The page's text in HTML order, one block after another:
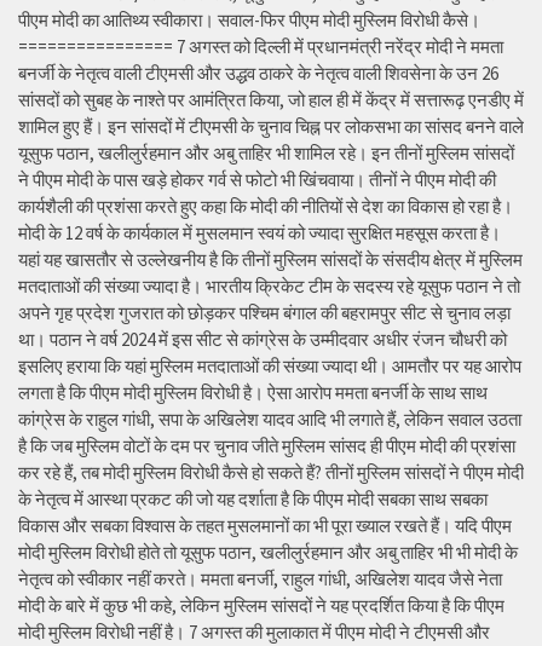
पीएम मोदी का आतिथ्य स्वीकारा। सवाल-फिर पीएम मोदी मुस्लिम विरोधी कैसे।
================ 7 अगस्त को दिल्ली में प्रधानमंत्री नरेंद्र मोदी ने ममता
बनर्जी के नेतृत्व वाली टीएमसी और उद्धव ठाकरे के नेतृत्व वाली शिवसेना के उन 26
सांसदों को सुबह के नाश्ते पर आमंत्रित किया, जो हाल ही में केंद्र में सत्तारूढ़ एनडीए में
शामिल हुए हैं। इन सांसदों में टीएमसी के चुनाव चिह्न पर लोकसभा का सांसद बनने वाले
यूसुफ पठान, खलीलुर्रहमान और अबु ताहिर भी शामिल रहे। इन तीनों मुस्लिम सांसदों
ने पीएम मोदी के पास खड़े होकर गर्व से फोटो भी खिंचवाया। तीनों ने पीएम मोदी की
कार्यशैली की प्रशंसा करते हुए कहा कि मोदी की नीतियों से देश का विकास हो रहा है।
मोदी के 12 वर्ष के कार्यकाल में मुसलमान स्वयं को ज्यादा सुरक्षित महसूस करता है।
यहां यह खासतौर से उल्लेखनीय है कि तीनों मुस्लिम सांसदों के संसदीय क्षेत्र में मुस्लिम
मतदाताओं की संख्या ज्यादा है। भारतीय क्रिकेट टीम के सदस्य रहे यूसुफ पठान ने तो
अपने गृह प्रदेश गुजरात को छोड़कर पश्चिम बंगाल की बहरामपुर सीट से चुनाव लड़ा
था। पठान ने वर्ष 2024 में इस सीट से कांग्रेस के उम्मीदवार अधीर रंजन चौधरी को
इसलिए हराया कि यहां मुस्लिम मतदाताओं की संख्या ज्यादा थी। आमतौर पर यह आरोप
लगता है कि पीएम मोदी मुस्लिम विरोधी है। ऐसा आरोप ममता बनर्जी के साथ साथ
कांग्रेस के राहुल गांधी, सपा के अखिलेश यादव आदि भी लगाते हैं, लेकिन सवाल उठता
है कि जब मुस्लिम वोटों के दम पर चुनाव जीते मुस्लिम सांसद ही पीएम मोदी की प्रशंसा
कर रहे हैं, तब मोदी मुस्लिम विरोधी कैसे हो सकते हैं? तीनों मुस्लिम सांसदों ने पीएम मोदी
के नेतृत्व में आस्था प्रकट की जो यह दर्शाता है कि पीएम मोदी सबका साथ सबका
विकास और सबका विश्वास के तहत मुसलमानों का भी पूरा ख्याल रखते हैं। यदि पीएम
मोदी मुस्लिम विरोधी होते तो यूसुफ पठान, खलीलुर्रहमान और अबु ताहिर भी भी मोदी के
नेतृत्व को स्वीकार नहीं करते। ममता बनर्जी, राहुल गांधी, अखिलेश यादव जैसे नेता
मोदी के बारे में कुछ भी कहे, लेकिन मुस्लिम सांसदों ने यह प्रदर्शित किया है कि पीएम
मोदी मुस्लिम विरोधी नहीं है। 7 अगस्त की मुलाकात में पीएम मोदी ने टीएमसी और